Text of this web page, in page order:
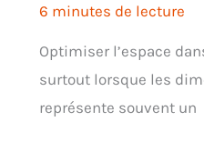
6 minutes de lecture
Optimiser l’espace
surtout lorsque les
représente souvent un